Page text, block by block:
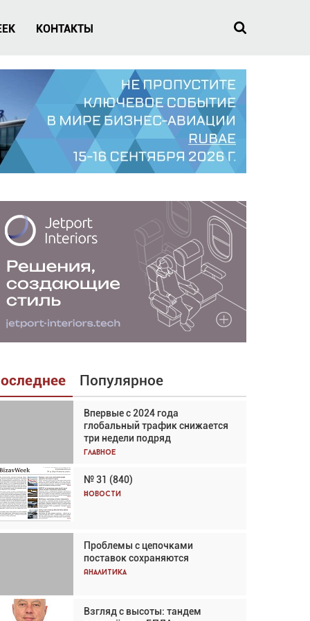
КОНТАКТЫ
Популярное
Впервые с 2024 года
глобальный трафик снижается
три недели подряд
Главное
№ 31 (840)
Новости
Проблемы с цепочками
поставок сохраняются
Аналитика
Взгляд с высоты: тандем
Взгляд с высоты: тандем
вертолётов и БПЛА в
спасательных операциях
Главное
Авиационный фотограф Дэйв
Кох: «Фотография говорит сама
Впервые с 2024 года
глобальный трафик снижается
три недели подряд
Частный самолёт – это актив.